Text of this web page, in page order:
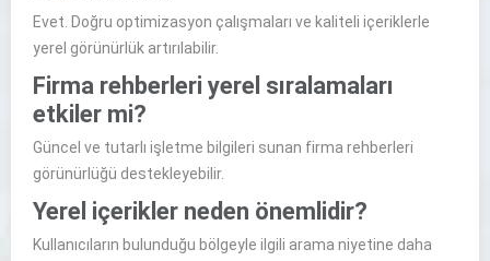
Evet. Doğru optimizasyon çalışmaları ve kaliteli içeriklerle
yerel görünürlük artırılabilir.
Firma rehberleri yerel sıralamaları
etkiler mi?
Güncel ve tutarlı işletme bilgileri sunan firma rehberleri
görünürlüğü destekleyebilir.
Yerel içerikler neden önemlidir?
Kullanıcıların bulunduğu bölgeyle ilgili arama niyetine daha